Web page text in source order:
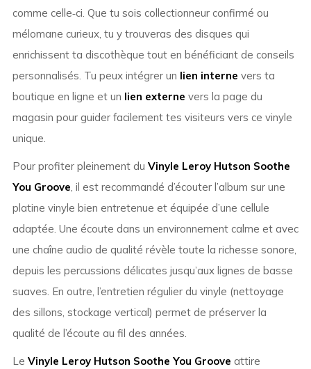
comme celle‑ci. Que tu sois collectionneur confirmé ou
mélomane curieux, tu y trouveras des disques qui
enrichissent ta discothèque tout en bénéficiant de conseils
personnalisés. Tu peux intégrer un lien interne vers ta
boutique en ligne et un lien externe vers la page du
magasin pour guider facilement tes visiteurs vers ce vinyle
unique.
Pour profiter pleinement du Vinyle Leroy Hutson Soothe
You Groove, il est recommandé d’écouter l’album sur une
platine vinyle bien entretenue et équipée d’une cellule
adaptée. Une écoute dans un environnement calme et avec
une chaîne audio de qualité révèle toute la richesse sonore,
depuis les percussions délicates jusqu’aux lignes de basse
suaves. En outre, l’entretien régulier du vinyle (nettoyage
des sillons, stockage vertical) permet de préserver la
qualité de l’écoute au fil des années.
Le Vinyle Leroy Hutson Soothe You Groove attire